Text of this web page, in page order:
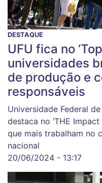
DESTAQUE
UFU fica no
universidades
de produção e
responsáveis
Universidade Federal
destaca no ‘THE
que mais trabalham no
nacional
20/06/2024 - 13:17